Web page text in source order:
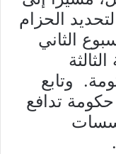
الحزام
الثاني
وتابع
حكومة تدافع